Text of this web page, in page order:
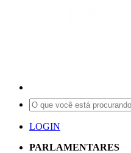
LOGIN
PARLAMENTARES